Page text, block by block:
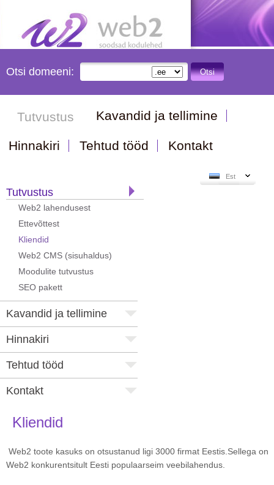
Otsi domeeni: Otsi
Tutvustus Kavandid ja tellimine
Hinnakiri Tehtud tööd Kontakt
Est
Tutvustus
Web2 lahendusest
Ettevõttest
Kliendid
Web2 CMS (sisuhaldus)
Moodulite tutvustus
SEO pakett
Kavandid ja tellimine
Hinnakiri
Tehtud tööd
Kontakt
Kliendid
Web2 toote kasuks on otsustanud ligi 3000 firmat Eestis.Sellega on
Web2 konkurentsitult Eesti populaarseim veebilahendus.